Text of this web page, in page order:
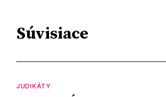
Súvisiace
JUDIKÁTY